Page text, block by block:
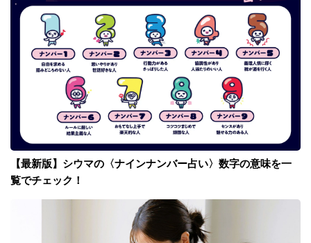
【最新版】シウマの〈ナインナンバー占い〉数字の意味を一
覧でチェック！